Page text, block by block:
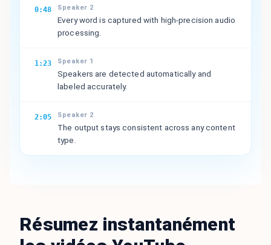
0:48 Speaker 2
Every word is captured with high-precision audio
processing.
1:23 Speaker 1
Speakers are detected automatically and
labeled accurately.
2:05 Speaker 2
The output stays consistent across any content
type.
Résumez instantanément